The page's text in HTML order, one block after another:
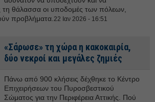
τη θάλασσα οι υποδομές των πόλεων,
προβλήματα. 22 Ιαν 2026 - 16:51
«Σάρωσε» τη χώρα η κακοκαιρία,
δύο νεκροί και μεγάλες ζημιές
Πάνω από 900 κλήσεις δέχθηκε το Κέντρο
Επιχειρήσεων του Πυροσβεστικού
Σώματος για την Περιφέρεια Αττικής. Πού